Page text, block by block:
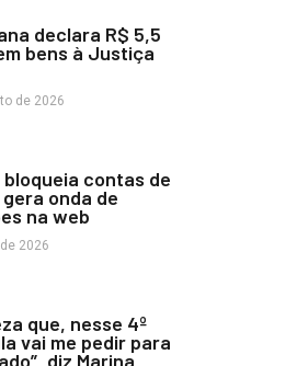
declara R$ 5,5
bens à Justiça
de 2026
contas de
onda de
na web
2026
que, nesse 4º
vai me pedir para
diz Marina